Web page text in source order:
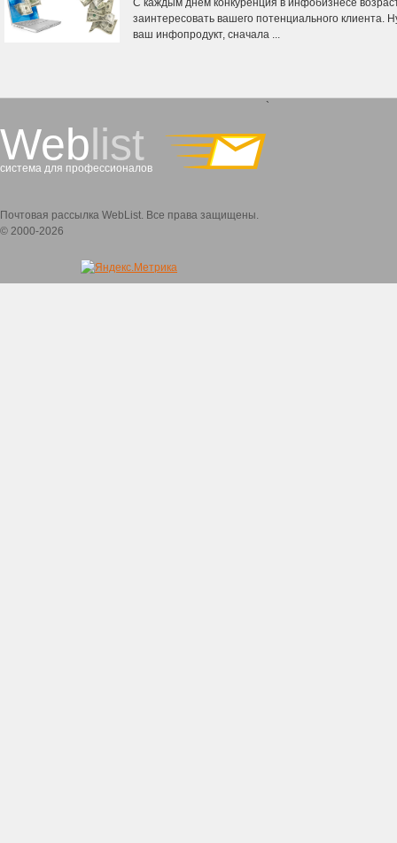
С каждым днем конкуренция в инфобизнесе
заинтересовать вашего потенциального клиента.
ваш инфопродукт, сначала ...
Weblist
система для профессионалов
`
Почтовая рассылка WebList. Все права защищены.
© 2000-2026